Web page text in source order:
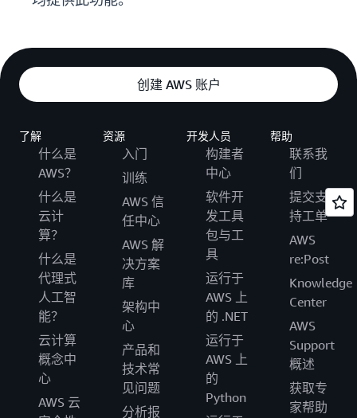
创建 AWS 账户
了解
什么是
AWS？
什么是
云计
算？
什么是
代理式
人工智
能？
云计算
概念中
心
AWS 云
资源
入门
训练
AWS 信
任中心
AWS 解
决方案
库
架构中
心
产品和
技术常
见问题
分析报
开发人员
构建者
中心
软件开
发工具
包与工
具
运行于
AWS 上
的 .NET
运行于
AWS 上
的
Python
帮助
联系我
们
提交支
持工单
AWS
re:Post
Knowledge
Center
AWS
Support
概述
获取专
家帮助